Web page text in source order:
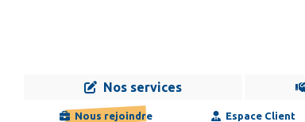
Navigation
Nos services
Nous rejoindre Espace Client